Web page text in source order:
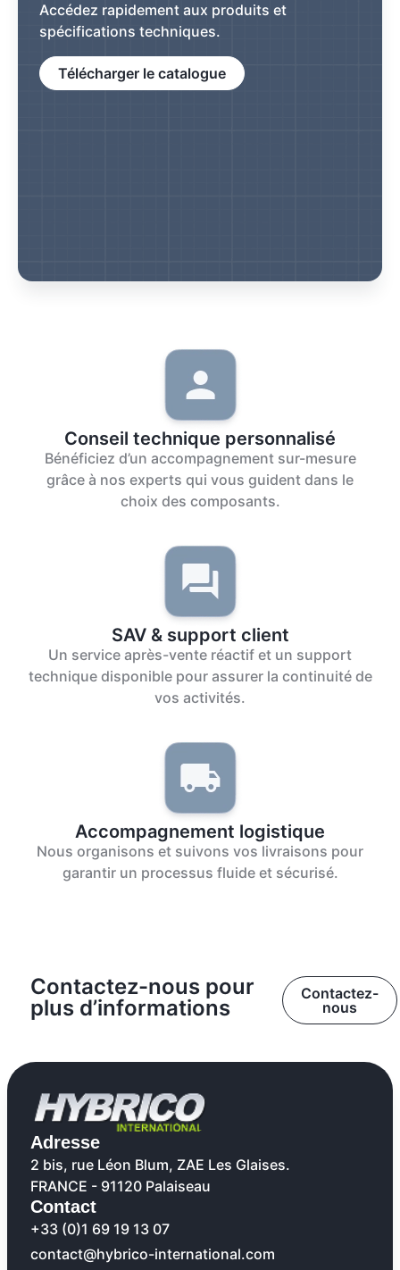
Accédez rapidement aux produits et
spécifications techniques.
Télécharger le catalogue
Conseil technique personnalisé
Bénéficiez d’un accompagnement sur-mesure
grâce à nos experts qui vous guident dans le
choix des composants.
SAV & support client
Un service après-vente réactif et un support
technique disponible pour assurer la continuité de
vos activités.
Accompagnement logistique
Nous organisons et suivons vos livraisons pour
garantir un processus fluide et sécurisé.
Contactez-nous pour
plus d’informations
Contactez-
nous
Adresse
2 bis, rue Léon Blum, ZAE Les Glaises.
FRANCE - 91120 Palaiseau
Contact
+33 (0)1 69 19 13 07
contact@hybrico-international.com